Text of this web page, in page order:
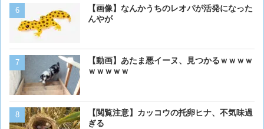
【画像】なんかうちのレオパが活発になった
んやが
【動画】あたま悪イーヌ、見つかるｗｗｗｗ
ｗｗｗｗｗ
【閲覧注意】カッコウの托卵ヒナ、不気味過
ぎる
【画像】猫が抱きついてく
【画像】ボクの横に来る実
ベーリング海のカニ漁「月